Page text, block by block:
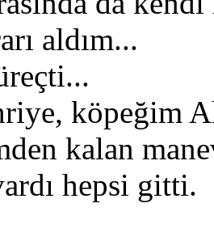
aldım...
köpeğim
kalan
hepsi gitti.